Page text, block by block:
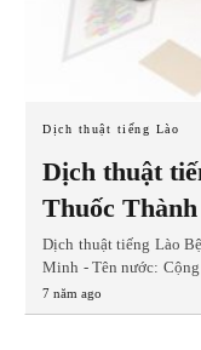
Dịch thuật tiếng Lào
Dịch thuật
Thuốc
Dịch thuật tiếng Lào
Minh - Tên nước: Cộng
7 năm ago